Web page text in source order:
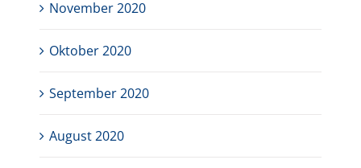
November 2020
Oktober 2020
September 2020
August 2020